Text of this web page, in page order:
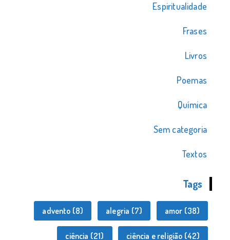
Espiritualidade
Frases
Livros
Poemas
Química
Sem categoria
Textos
Tags
advento (8) alegria (7) amor (38)
ciência (21) ciência e religião (42)